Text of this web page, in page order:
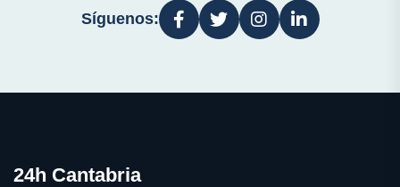
Síguenos:
24h Cantabria